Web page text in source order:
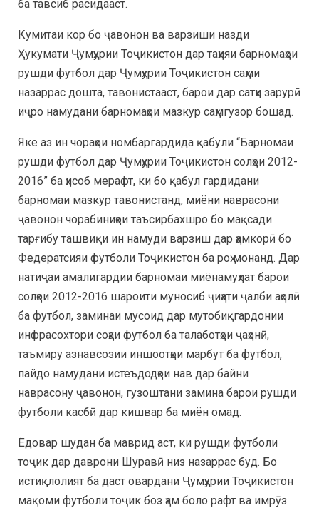
ба тавсиб расидааст.
Кумитаи кор бо ҷавонон ва варзиши назди
Ҳукумати Ҷумҳурии Тоҷикистон дар таҳияи барномаҳои
рушди футбол дар Ҷумҳурии Тоҷикистон саҳми
назаррас дошта, тавонистааст, барои дар сатҳи зарурӣ
иҷро намудани барномаҳои мазкур саҳмгузор бошад.
Яке аз ин чораҳои номбаргардида қабули “Барномаи
рушди футбол дар Ҷумҳурии Тоҷикистон солҳои 2012-
2016” ба ҳисоб мерафт, ки бо қабул гардидани
барномаи мазкур тавонистанд, миёни наврасони
ҷавонон чорабиниҳои таъсирбахшро бо мақсади
тарғибу ташвиқи ин намуди варзиш дар ҳамкорӣ бо
Федератсияи футболи Тоҷикистон ба роҳ монанд. Дар
натиҷаи амалигардии барномаи миёнамуҳлат барои
солҳои 2012-2016 шароити муносиб ҷиҳати ҷалби аҳолӣ
ба футбол, заминаи мусоид дар мутобиқгардонии
инфрасохтори соҳаи футбол ба талаботҳои ҷаҳонӣ,
таъмиру азнавсозии иншоотҳои марбут ба футбол,
пайдо намудани истеъдодҳои нав дар байни
наврасону ҷавонон, гузоштани замина барои рушди
футболи касбӣ дар кишвар ба миён омад.
Ёдовар шудан ба маврид аст, ки рушди футболи
тоҷик дар даврони Шуравӣ низ назаррас буд. Бо
истиқлолият ба даст овардани Ҷумҳурии Тоҷикистон
мақоми футболи тоҷик боз ҳам боло рафт ва имрӯз